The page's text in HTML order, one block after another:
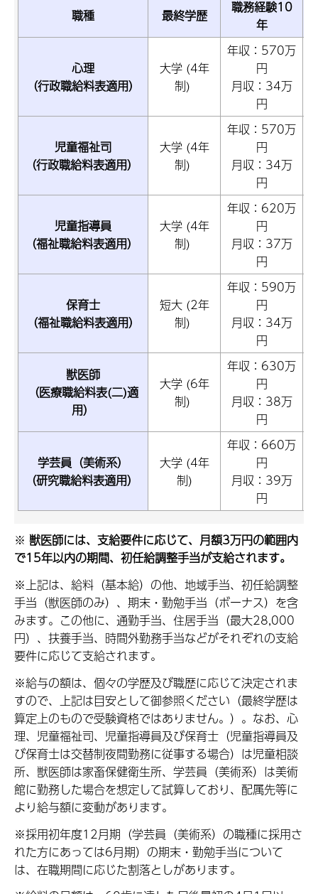
職種 最終学歴
職務経験10
年
心理
（行政職給料表適用）
大学 (4年
制)
年収：570万
円
月収：34万
円
児童福祉司
（行政職給料表適用）
大学 (4年
制)
年収：570万
円
月収：34万
円
児童指導員
（福祉職給料表適用）
大学 (4年
制)
年収：620万
円
月収：37万
円
保育士
（福祉職給料表適用）
短大 (2年
制)
年収：590万
円
月収：34万
円
獣医師
（医療職給料表(二)適
用）
大学 (6年
制)
年収：630万
円
月収：38万
円
学芸員（美術系）
（研究職給料表適用）
大学 (4年
制)
年収：660万
円
月収：39万
円
※ 獣医師には、支給要件に応じて、月額3万円の範囲内
で15年以内の期間、初任給調整手当が支給されます。
※上記は、給料（基本給）の他、地域手当、初任給調整
手当（獣医師のみ）、期末・勤勉手当（ボーナス）を含
みます。この他に、通勤手当、住居手当（最大28,000
円）、扶養手当、時間外勤務手当などがそれぞれの支給
要件に応じて支給されます。
※給与の額は、個々の学歴及び職歴に応じて決定されま
すので、上記は目安として御参照ください（最終学歴は
算定上のもので受験資格ではありません。）。なお、心
理、児童福祉司、児童指導員及び保育士（児童指導員及
び保育士は交替制夜間勤務に従事する場合）は児童相談
所、獣医師は家畜保健衛生所、学芸員（美術系）は美術
館に勤務した場合を想定して試算しており、配属先等に
より給与額に変動があります。
※採用初年度12月期（学芸員（美術系）の職種に採用さ
れた方にあっては6月期）の期末・勤勉手当について
は、在職期間に応じた割落としがあります。